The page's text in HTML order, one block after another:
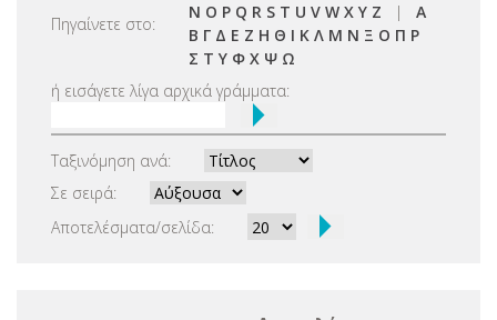
Πηγαίνετε στο:
N O P Q R S T U V W X Y Z | Α
Β Γ Δ Ε Ζ Η Θ Ι Κ Λ Μ Ν Ξ Ο Π Ρ
Σ Τ Υ Φ Χ Ψ Ω
ή εισάγετε λίγα αρχικά γράμματα:
Ταξινόμηση ανά:
Σε σειρά:
Αποτελέσματα/σελίδα: